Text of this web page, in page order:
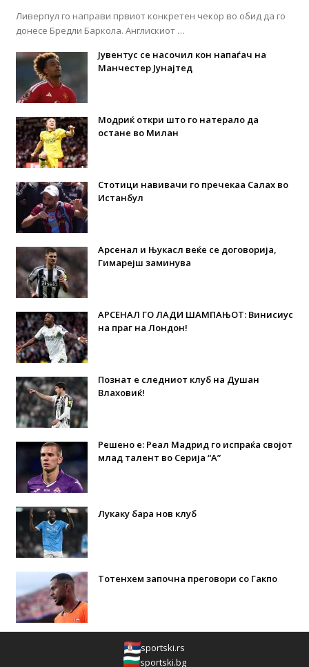
Ливерпул го направи првиот конкретен чекор во обид да го
донесе Бредли Баркола. Англискиот …
Јувентус се насочил кон напаѓач на
Манчестер Јунајтед
Модриќ откри што го натерало да
остане во Милан
Стотици навивачи го пречекаа Салах во
Истанбул
Арсенал и Њукасл веќе се договорија,
Гимарејш заминува
АРСЕНАЛ ГО ЛАДИ ШАМПАЊОТ: Винисиус
на праг на Лондон!
Познат е следниот клуб на Душан
Влаховиќ!
Решено е: Реал Мадрид го испраќа својот
млад талент во Серија “А”
Лукаку бара нов клуб
Тотенхем започна преговори со Гакпо
sportski.rs
sportski.bg